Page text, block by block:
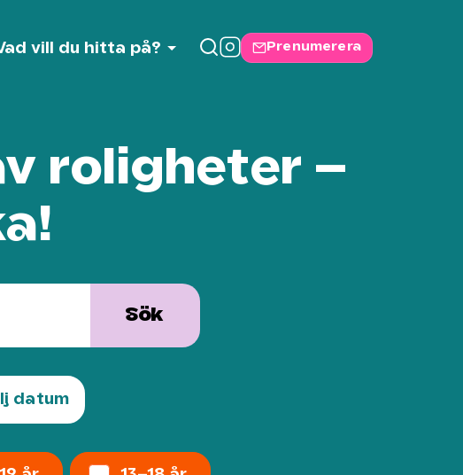
vill du hitta på? Prenumerera
roligheter –
Sök
datum